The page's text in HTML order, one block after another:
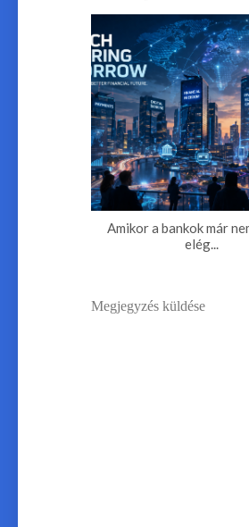
Amikor a bankok már
elég...
Megjegyzés küldése